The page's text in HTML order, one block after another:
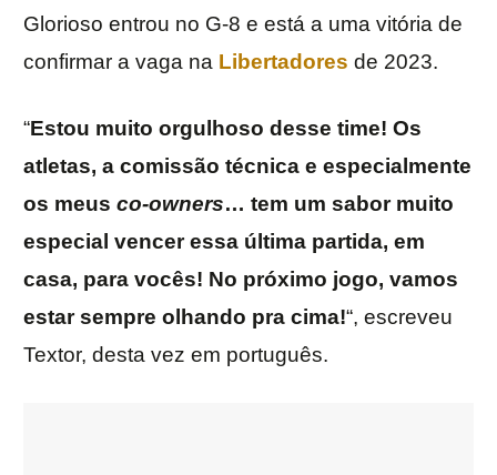
Glorioso entrou no G-8 e está a uma vitória de
confirmar a vaga na Libertadores de 2023.
“Estou muito orgulhoso desse time! Os
atletas, a comissão técnica e especialmente
os meus co-owners… tem um sabor muito
especial vencer essa última partida, em
casa, para vocês! No próximo jogo, vamos
estar sempre olhando pra cima!“, escreveu
Textor, desta vez em português.